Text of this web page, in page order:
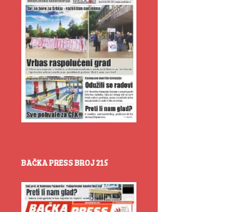
BAČKA PRESS BROJ 215